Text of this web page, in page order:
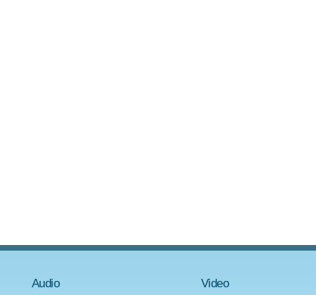
Audio Video